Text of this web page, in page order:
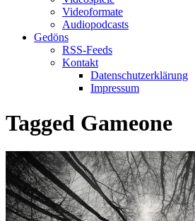
Videoformate
Audiopodcasts
Gedöns
RSS-Feeds
Kontakt
Datenschutzerklärung
Impressum
Tagged Gameone